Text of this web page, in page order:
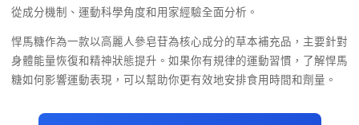
從成分機制、運動科學角度和用家經驗全面分析。
悍馬糖作為一款以高麗人參皂苷為核心成分的草本補充品，主要針對
身體能量恢復和精神狀態提升。如果你有規律的運動習慣，了解悍馬
糖如何影響運動表現，可以幫助你更有效地安排食用時間和劑量。